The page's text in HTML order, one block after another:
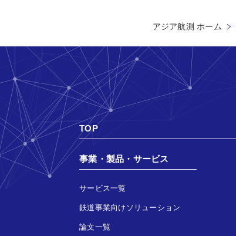
アジア航測 ホーム
TOP
事業・製品・サービス
サービス一覧
鉄道事業向けソリューション
論文一覧